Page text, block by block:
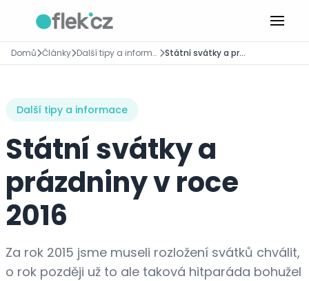
Domů Články Další tipy a informace Státní svátky a prázdniny v roce 2016
Další tipy a informace
Státní svátky a
prázdniny v roce
2016
Za rok 2015 jsme museli rozložení svátků chválit,
o rok později už to ale taková hitparáda bohužel